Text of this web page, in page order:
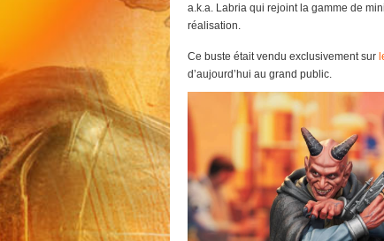
a.k.a. Labria qui rejoint la gamme de
réalisation.
Ce buste était vendu exclusivement sur
d’aujourd’hui au grand public.